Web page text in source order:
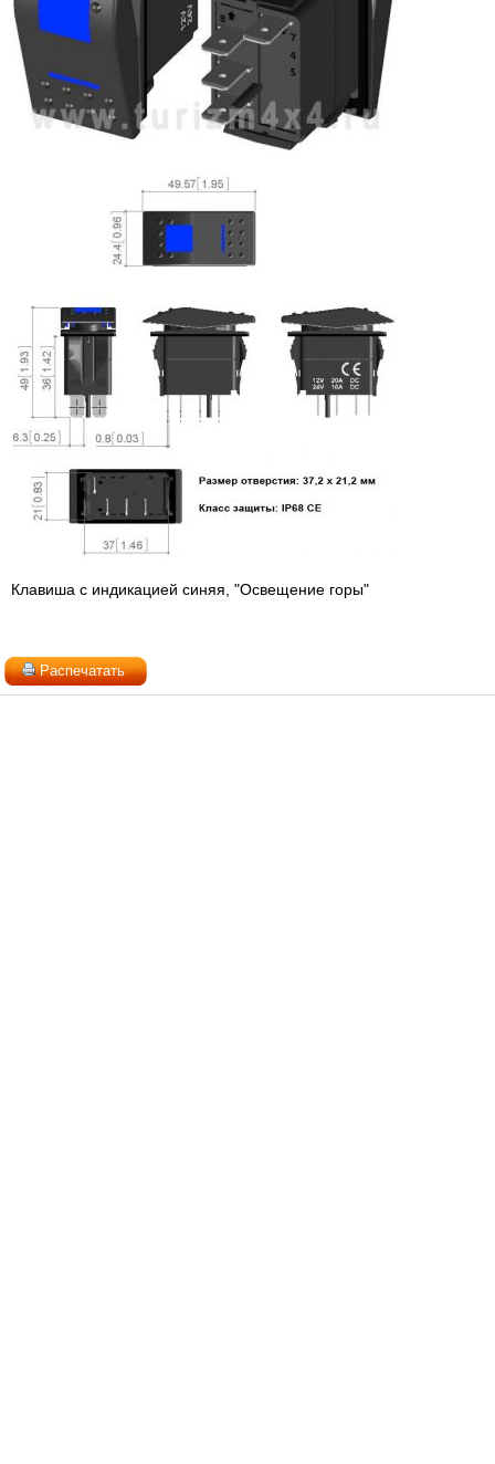
Клавиша с индикацией синяя, "Освещение горы"
Распечатать